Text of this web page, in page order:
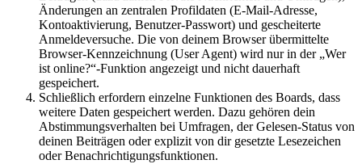
Änderungen an zentralen Profildaten (E-Mail-Adresse,
Kontoaktivierung, Benutzer-Passwort) und gescheiterte
Anmeldeversuche. Die von deinem Browser übermittelte
Browser-Kennzeichnung (User Agent) wird nur in der „Wer
ist online?“-Funktion angezeigt und nicht dauerhaft
gespeichert.
Schließlich erfordern einzelne Funktionen des Boards, dass
weitere Daten gespeichert werden. Dazu gehören dein
Abstimmungsverhalten bei Umfragen, der Gelesen-Status von
deinen Beiträgen oder explizit von dir gesetzte Lesezeichen
oder Benachrichtigungsfunktionen.